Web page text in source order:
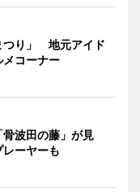
つり」 地元アイド
メコーナー
波田の藤」が見
ーヤーも